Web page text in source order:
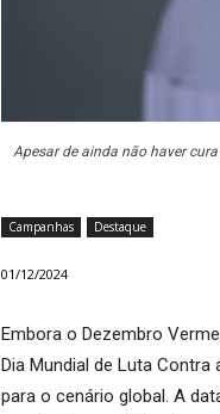
Apesar de ainda não haver
Campanhas Destaque
01/12/2024
Embora o Dezembro
Dia Mundial de Luta Contra
para o cenário global. A